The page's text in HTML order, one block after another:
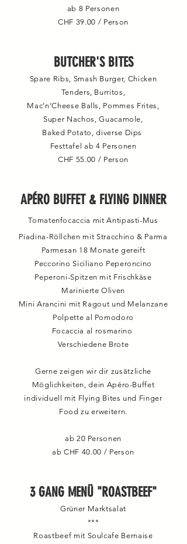
ab 8 Personen
CHF 39.00 / Person
BUTCHER'S BITES
Spare Ribs, Smash Burger, Chicken
Tenders, Burritos,
Mac‘n‘Cheese Balls, Pommes Frites,
Super Nachos, Guacamole,
Baked Potato, diverse Dips
Festtafel ab 4 Personen
CHF 55.00 / Person
APÉRO BUFFET & FLYING DINNER
Tomatenfocaccia mit Antipasti-Mus
Piadina-Röllchen mit Stracchino & Parma
Parmesan 18 Monate gereift
Peccorino Siciliano Peperoncino
Peperoni-Spitzen mit Frischkäse
Marinierte Oliven
Mini Arancini mit Ragout und Melanzane
Polpette al Pomodoro
Focaccia al rosmarino
Verschiedene Brote
Gerne zeigen wir dir zusätzliche
Möglichkeiten, dein Apéro-Buffet
individuell mit Flying Bites und Finger
Food zu erweitern.
ab 20 Personen
ab CHF 40.00 / Person
3 GANG MENÜ "ROASTBEEF"
Grüner Marktsalat
***
Roastbeef mit Soulcafe Bernaise